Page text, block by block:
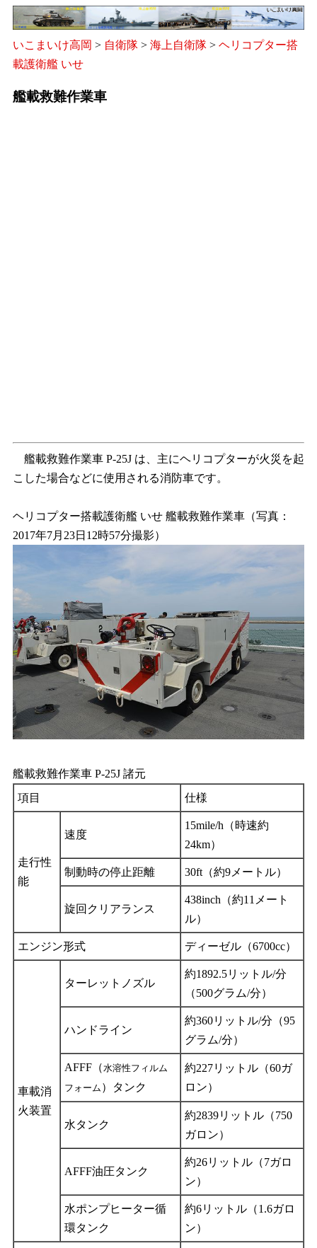
いこまいけ高岡 > 自衛隊 > 海上自衛隊 > ヘリコプター搭
載護衛艦 いせ
艦載救難作業車
艦載救難作業車 P-25J は、主にヘリコプターが火災を起
こした場合などに使用される消防車です。
ヘリコプター搭載護衛艦 いせ 艦載救難作業車（写真：
2017年7月23日12時57分撮影）
艦載救難作業車 P-25J 諸元
項目
仕様
走行性
能
速度
15mile/h（時速約
24km）
制動時の停止距離 30ft（約9メートル）
旋回クリアランス
438inch（約11メート
ル）
エンジン形式 ディーゼル（6700cc）
車載消
火装置
ターレットノズル
約1892.5リットル/分
（500グラム/分）
ハンドライン
約360リットル/分（95
グラム/分）
AFFF（水溶性フィルム
フォーム ）タンク
約227リットル（60ガ
ロン）
水タンク
約2839リットル（750
ガロン）
AFFF油圧タンク
約26リットル（7ガロ
ン）
水ポンプヒーター循
環タンク
約6リットル（1.6ガロ
ン）